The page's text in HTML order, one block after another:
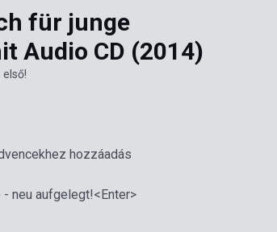
für junge
Audio CD (2014)
hozzáadás
neu aufgelegt!<Enter>